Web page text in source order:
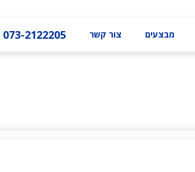
מבצעים צור קשר 073-2122205